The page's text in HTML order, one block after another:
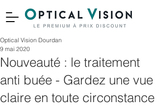
Nouveauté : le traitement
anti buée - Gardez une vue
claire en toute circonstance
Optical Vision Dourdan
9 mai 2020